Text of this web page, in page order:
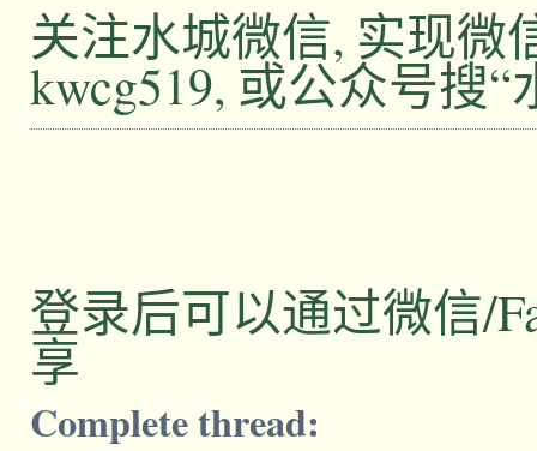
关注水城微信, 实现微
kwcg519, 或公众号搜“
登录后可以通过微信/
享
Complete thread: